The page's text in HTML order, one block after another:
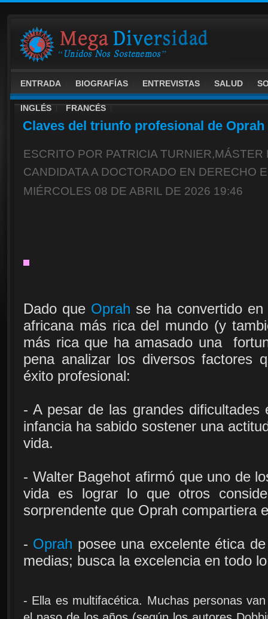
ENTRADA BIOGRAFÍAS ENTREVISTAS SALUD
INGLÉS FRANCÉS
Claves del triunfo profesional de Oprah
ESCRITO POR PATRICIA
CANDIDATA A DOCTORADO EN DERECHO
MIÉRCOLES 08 DE ABRIL DE 2026 19:46
Dado que Oprah se ha convertido
africana más rica del mundo (y
más rica que ha amasado una
pena analizar los diversos factores
éxito profesional:
- A pesar de las grandes dificultades
infancia ha sabido sostener una
vida.
- Walter Bagehot afirmó que uno de
vida es lograr lo que otros
sorprendente que Oprah compartiera
- Oprah posee una excelente ética
medias; busca la excelencia en todo
- Ella es multifacética. Muchas personas